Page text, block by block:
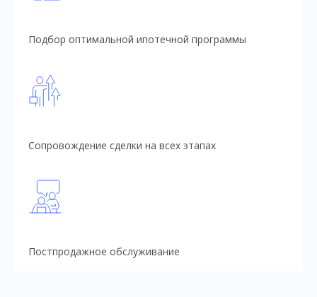
Подбор оптимальной ипотечной программы
Сопровождение сделки на всех этапах
Постпродажное обслуживание